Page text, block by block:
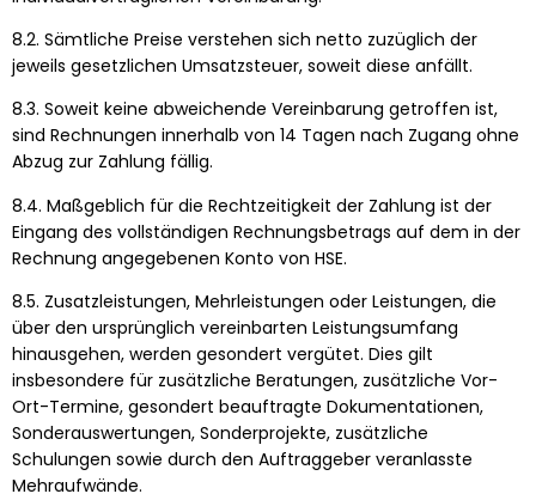
8.2. Sämtliche Preise verstehen sich netto zuzüglich der
jeweils gesetzlichen Umsatzsteuer, soweit diese anfällt.
8.3. Soweit keine abweichende Vereinbarung getroffen ist,
sind Rechnungen innerhalb von 14 Tagen nach Zugang ohne
Abzug zur Zahlung fällig.
8.4. Maßgeblich für die Rechtzeitigkeit der Zahlung ist der
Eingang des vollständigen Rechnungsbetrags auf dem in der
Rechnung angegebenen Konto von HSE.
8.5. Zusatzleistungen, Mehrleistungen oder Leistungen, die
über den ursprünglich vereinbarten Leistungsumfang
hinausgehen, werden gesondert vergütet. Dies gilt
insbesondere für zusätzliche Beratungen, zusätzliche Vor-
Ort-Termine, gesondert beauftragte Dokumentationen,
Sonderauswertungen, Sonderprojekte, zusätzliche
Schulungen sowie durch den Auftraggeber veranlasste
Mehraufwände.